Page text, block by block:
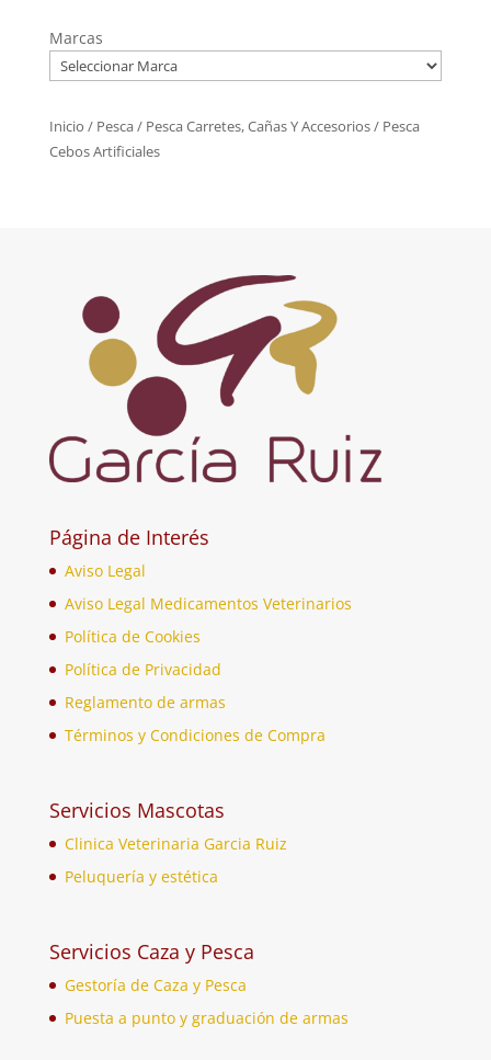
Marcas
Inicio / Pesca/ Pesca Carretes, Cañas Y Accesorios/ Pesca
Cebos Artificiales
Página de Interés
Aviso Legal
Aviso Legal Medicamentos Veterinarios
Política de Cookies
Política de Privacidad
Reglamento de armas
Términos y Condiciones de Compra
Servicios Mascotas
Clinica Veterinaria Garcia Ruiz
Peluquería y estética
Servicios Caza y Pesca
Gestoría de Caza y Pesca
Puesta a punto y graduación de armas